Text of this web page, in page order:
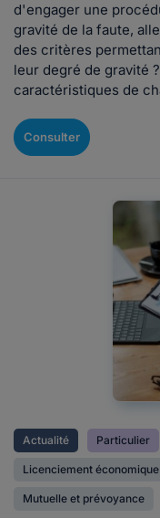
d'engager une
gravité de la faute,
des critères
leur degré de gravité
caractéristiques de
Consulter
Actualité Particulier
Licenciement
Mutuelle et prévoyance